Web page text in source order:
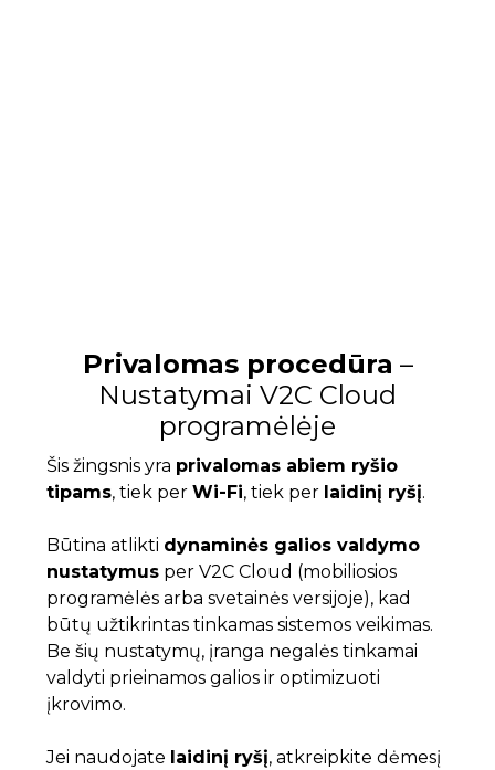
Privalomas procedūra –
Nustatymai V2C Cloud
programėlėje
Šis žingsnis yra privalomas abiem ryšio
tipams, tiek per Wi-Fi, tiek per laidinį ryšį.
Būtina atlikti dynaminės galios valdymo
nustatymus per V2C Cloud (mobiliosios
programėlės arba svetainės versijoje), kad
būtų užtikrintas tinkamas sistemos veikimas.
Be šių nustatymų, įranga negalės tinkamai
valdyti prieinamos galios ir optimizuoti
įkrovimo.
Jei naudojate laidinį ryšį, atkreipkite dėmesį